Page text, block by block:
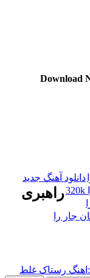
Download
دانلود آهنگ جدید
جار را
راهبری
اهنگ رستاک غلط